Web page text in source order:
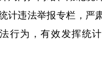
计违法举报专栏，严
行为，有效发挥统